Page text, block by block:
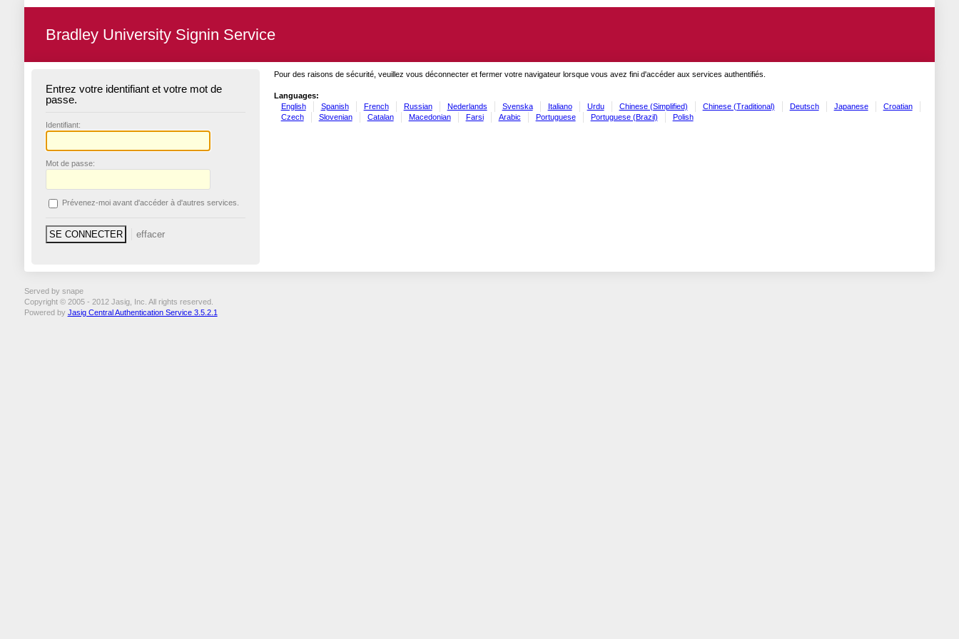
Bradley University Signin Service
Entrez votre identifiant et votre mot de
passe.
Identifiant:
Mot de passe:
Prévenez-moi avant d'accéder à d'autres services.
Pour des raisons de sécurité, veuillez vous déconnecter et fermer votre navigateur lorsque vous avez fini d'accéder aux services authentifiés.
Languages:
English
Spanish French Russian Nederlands Svenska Italiano Urdu Chinese (Simplified) Chinese (Traditional) Deutsch Japanese
Croatian
Czech
Slovenian Catalan Macedonian Farsi Arabic Portuguese Portuguese (Brazil) Polish
Served by snape
Copyright © 2005 - 2012 Jasig, Inc. All rights reserved.
Powered by Jasig Central Authentication Service 3.5.2.1